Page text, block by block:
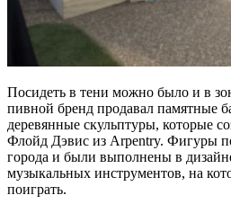
Посидеть в тени можно было и в
пивной бренд продавал памятные
деревянные скульптуры, которые
Флойд Дэвис из Arpentry. Фигуры
города и были выполнены в
музыкальных инструментов, на
поиграть.